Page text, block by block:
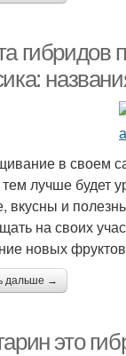
гибридов
в своем
тем лучше будет
вкусны и
на своих
новых
дальше →
это